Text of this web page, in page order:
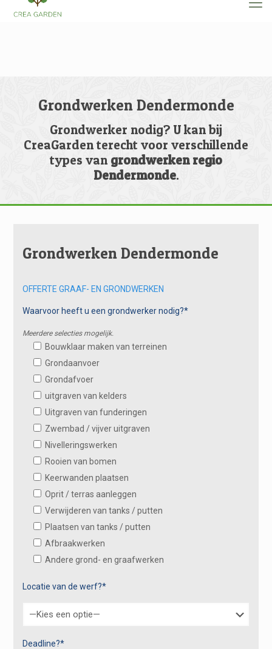
Grondwerken Dendermonde
Grondwerker nodig? U kan bij
CreaGarden terecht voor verschillende
types van grondwerken regio
Dendermonde.
Grondwerken Dendermonde
OFFERTE GRAAF- EN GRONDWERKEN
Waarvoor heeft u een grondwerker nodig?*
Meerdere selecties mogelijk.
Bouwklaar maken van terreinen
Grondaanvoer
Grondafvoer
uitgraven van kelders
Uitgraven van funderingen
Zwembad / vijver uitgraven
Nivelleringswerken
Rooien van bomen
Keerwanden plaatsen
Oprit / terras aanleggen
Verwijderen van tanks / putten
Plaatsen van tanks / putten
Afbraakwerken
Andere grond- en graafwerken
Locatie van de werf?*
Deadline?*